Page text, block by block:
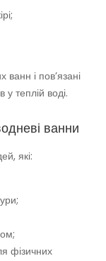
ванн і пов’язані
у теплій воді.
ванни
які:
фізичних